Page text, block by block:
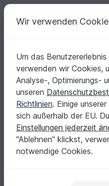
Deine kreativen Ideen
Deutsch | € (EUR)
Startseite Kostenlos
Irides Tuch Häkeln für Anfänger
Irides Tuch Häkeln für
Wir verwenden
Um das
verwenden wir Cookies,
Analyse-, Optimierungs-
unseren
Richtlinien. Einige
sich außerhalb der EU.
Einstellungen jederzeit
"Ablehnen" klickst,
notwendige Cookies.